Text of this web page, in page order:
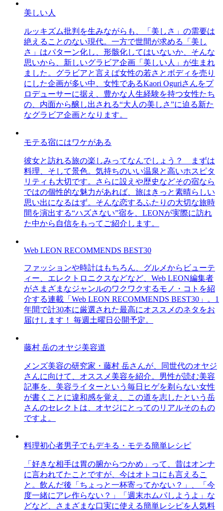
美しい人
ルッキズム批判を生みながらも、「美しさ」の需要は
絶えることのない現代。一方で世間が求める「美し
さ」はパターン化し、形骸化してはいないか、そんな
思いから、新しいグラビア企画「美しい人」が生まれ
ました。グラビアと言えば女性の若さとボディを売り
にした企画が多い中、女性であるKaori Oguriさんをプ
ロデューサーに据え、豊かな人生経験を持つ女性たち
の、内面から醸し出される“大人の美しさ”に迫る新た
なグラビア企画となります。
モテる宿にはワケがある
彼女と訪れる旅の楽しみってなんでしょう？ まずは
料理、そして景色。気持ちのいい温泉と高いホスピタ
リティも大切です。さらに設えや歴史などその宿なら
ではの個性的な魅力があれば、旅はきっと素晴らしい
思い出になるはず。そんな恋するふたりの大切な旅時
間を演出する“ハズさない”宿を、LEONが実際に訪れ
た中から自信をもってご紹介します。
Web LEON RECOMMENDS BEST30
ファッションや時計はもちろん、グルメからビューテ
ィー、エレクトロニクスなどなど、Web LEON編集者
がさまざまなジャンルのワクワクするモノ・コトを紹
介する連載「Web LEON RECOMMENDS BEST30」。1
年間で計30本に厳選された最高にオススメのネタをお
届けします！ 毎週土曜日公開予定。
藤村 岳のオヤジ美容道
メンズ美容の研究家・藤村 岳さんが、同世代のオヤジ
さんに向けて、オススメ美容を紹介。男性が読む美容
記事を、美容ライターという毎日ヒゲを剃らない女性
が書くことに違和感を覚え、この道を志したという岳
さんのセレクトは、オヤジにとってのリアルそのもの
ですよ。
料理初心者男子でもデキる・モテる簡単レシピ
「好きな相手は胃の腑からつかめ」って、昔はオンナ
に言われてたことですが、今はオトコにも言えるこ
と。飲んだ後「ちょっと一杯寄ってかない？」、「今
度一緒にアレ作らない？」「週末ホムパしようよ」な
どなど、さまざまな口実に使える簡単レシピを人気料